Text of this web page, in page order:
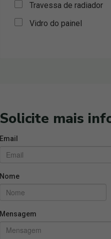
Travessa de radiador
Vidro do painel
Solicite mais
Email
Nome
Mensagem